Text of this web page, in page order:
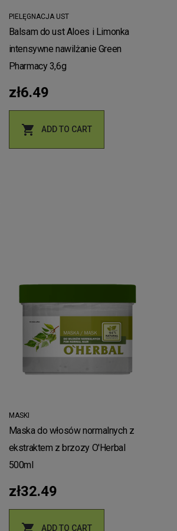
PIELĘGNACJA UST
Balsam do ust Aloes i Limonka
intensywne nawilżanie Green
Pharmacy 3,6g
zł6.49
 ADD TO CART
MASKI
Maska do włosów normalnych z
ekstraktem z brzozy O'Herbal
500ml
zł32.49
ADD TO CART